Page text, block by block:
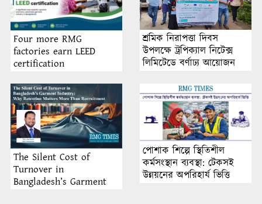
Four more RMG
factories earn LEED
certification
শ্রমিক নিরাপত্তা দিবস
উপলক্ষে ট্রপিক্যাল নিটেক্স
লিমিটেডে বর্ণাঢ্য আয়োজন
The Silent Cost of
Turnover in
Bangladesh’s Garment
পোশাক শিল্পে স্থিতিশীল
কর্মসংস্থান ব্যবস্থা: টেকসই
উন্নয়নের অপরিহার্য ভিত্তি